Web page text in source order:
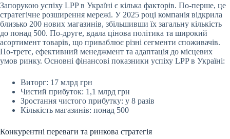
Запорукою успіху LPP в Україні є кілька факторів. По-перше, це
стратегічне розширення мережі. У 2025 році компанія відкрила
близько 200 нових магазинів, збільшивши їх загальну кількість
до понад 500. По-друге, вдала цінова політика та широкий
асортимент товарів, що приваблює різні сегменти споживачів.
По-третє, ефективний менеджмент та адаптація до місцевих
умов ринку. Основні фінансові показники успіху LPP в Україні:
Виторг: 17 млрд грн
Чистий прибуток: 1,1 млрд грн
Зростання чистого прибутку: у 8 разів
Кількість магазинів: понад 500
Конкурентні переваги та ринкова стратегія